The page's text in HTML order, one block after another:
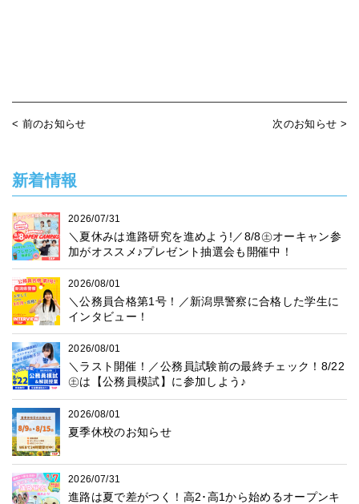
< 前のお知らせ 次のお知らせ >
新着情報
2026/07/31
＼夏休みは進路研究を進めよう!／8/8㊏オーキャン参
加がオススメ♪プレゼント抽選会も開催中！
2026/08/01
＼公務員合格第1号！／新潟県警察に合格した学生に
インタビュー！
2026/08/01
＼ラスト開催！／公務員試験前の最終チェック！8/22
㊏は【公務員模試】に参加しよう♪
2026/08/01
夏季休校のお知らせ
2026/07/31
進路は夏で差がつく！高2･高1から始めるオープンキ